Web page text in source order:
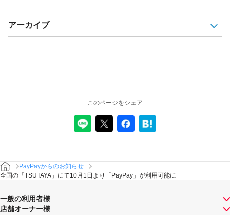
アーカイブ
このページをシェア
PayPayからのお知らせ
全国の「TSUTAYA」にて10月1日より「PayPay」が利用可能に
一般の利用者様
店舗オーナー様